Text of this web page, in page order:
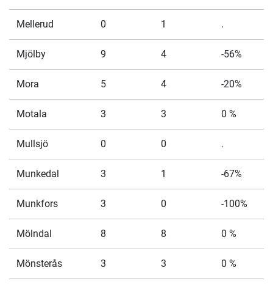
Mellerud 0 1 .
Mjölby 9 4 -56%
Mora 5 4 -20%
Motala 3 3 0 %
Mullsjö 0 0 .
Munkedal 3 1 -67%
Munkfors 3 0 -100%
Mölndal 8 8 0 %
Mönsterås 3 3 0 %